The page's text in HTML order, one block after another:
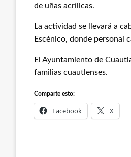
de uñas acrílicas.
La actividad se llevará a
Escénico, donde personal
El Ayuntamiento de
familias cuautlenses.
Comparte esto:
Facebook X